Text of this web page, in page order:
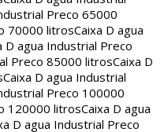
Preco 65000
70000 litrosCaixa D agua
D agua Industrial Preco
Preco 85000 litrosCaixa D
Caixa D agua Industrial
Preco 100000
120000 litrosCaixa D agua
D agua Industrial Preco